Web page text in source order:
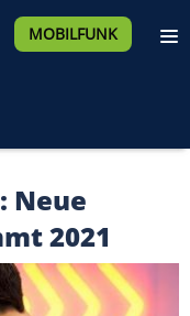
MOBILFUNK
Neue
2021